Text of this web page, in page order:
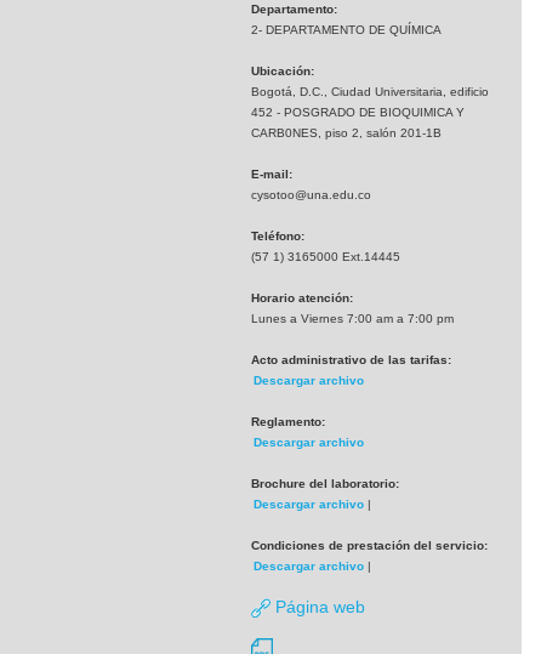
Departamento:
2- DEPARTAMENTO DE QUÍMICA
Ubicación:
Bogotá, D.C., Ciudad Universitaria, edificio
452 - POSGRADO DE BIOQUIMICA Y
CARB0NES, piso 2, salón 201-1B
E-mail:
cysotoo@una.edu.co
Teléfono:
(57 1) 3165000 Ext.14445
Horario atención:
Lunes a Viernes 7:00 am a 7:00 pm
Acto administrativo de las tarifas:
Descargar archivo
Reglamento:
Descargar archivo
Brochure del laboratorio:
Descargar archivo |
Condiciones de prestación del servicio:
Descargar archivo |
Página web